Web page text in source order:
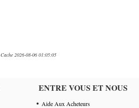
Cache 2026-08-06 01:05:05
ENTRE VOUS ET NOUS
Aide Aux Acheteurs